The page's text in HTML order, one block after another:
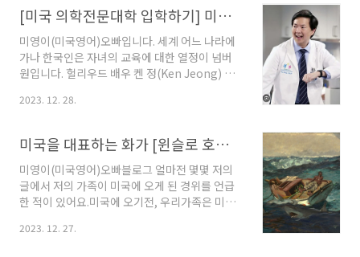
돌리고 저리 몸돌리고 엑스레이를..
노래를 틀어주는 데 아델의 노래는 단골로 심심
치 않게 흘러나옵니다.쇼핑을 하다 아델의
"Someone Like You"가 나오면 여기저기 백인
아줌마들이 노래소리와 함께 흥얼거리는 소리가
들리곤 했답니다.오늘은 ' 매력적인 이미지와 스
대해 알아볼려고 합니다.1. 아델(Adel):아델은 영
의 싱어송라이터'이자 가수..
[미국 의학전문대학 입학하기] 미국의사 되는 방법
미영이(미국영어)오빠입니다. 세계 어느 나라에
가나 한국인은 자녀의 교육에 대한 열정이 넘버
원입니다. 헐리우드 배우 켄 정(Ken Jeong) 은
의사였습니다. 그는 "자신이 태어나기도 전에 부
에 따라 의사가 됐었다는 말을 했습니다. 자식의
높은 교육은 선망의 직업으로 이어지고 그것이
성공적인 미래라고 생각하기에 배속에 있는 자식
의 운명까지 셋팅해 두었다는 이야기입니다. 한
국에서는 의대가 신의 영역 다음 이라고 합니다
집니다. 미국에서 의사 되는 방법은 한국과는 다
2023. 12. 28.
미국을 대표하는 화가 [윈슬로 호머(Winslow Homer)]
미영이(미국영어)오빠블로그 얼마전 몇몇 저의
글에서 저의 가족이 미국에 오게 된 경위를 언급
한 적이 있어요.미국에 오기전, 우리가족은 미국
( (Baskin-Robbins)의 본고장이고 인터넷 원
2023. 12. 27.